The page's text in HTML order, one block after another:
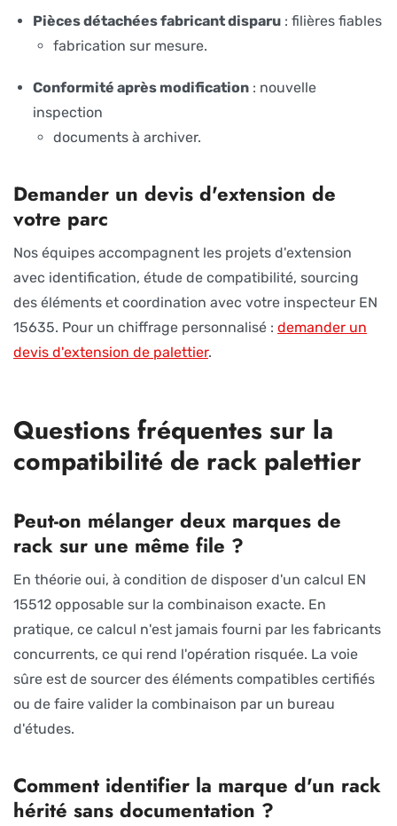
Pièces détachées fabricant disparu : filières fiables
fabrication sur mesure.
Conformité après modification : nouvelle
inspection
documents à archiver.
Demander un devis d'extension de
votre parc
Nos équipes accompagnent les projets d'extension
avec identification, étude de compatibilité, sourcing
des éléments et coordination avec votre inspecteur EN
15635. Pour un chiffrage personnalisé : demander un
devis d'extension de palettier.
Questions fréquentes sur la
compatibilité de rack palettier
Peut-on mélanger deux marques de
rack sur une même file ?
En théorie oui, à condition de disposer d'un calcul EN
15512 opposable sur la combinaison exacte. En
pratique, ce calcul n'est jamais fourni par les fabricants
concurrents, ce qui rend l'opération risquée. La voie
sûre est de sourcer des éléments compatibles certifiés
ou de faire valider la combinaison par un bureau
d'études.
Comment identifier la marque d'un rack
hérité sans documentation ?